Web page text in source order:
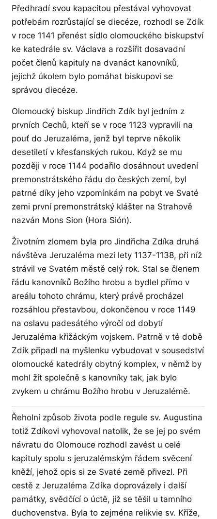
Předhradí svou kapacitou přestával vyhovovat
potřebám rozrůstající se diecéze, rozhodl se Zdík
v roce 1141 přenést sídlo olomouckého biskupství
ke katedrále sv. Václava a rozšířit dosavadní
počet členů kapituly na dvanáct kanovníků,
jejichž úkolem bylo pomáhat biskupovi se
správou diecéze.
Olomoucký biskup Jindřich Zdík byl jedním z
prvních Cechů, kteří se v roce 1123 vypravili na
pouť do Jeruzaléma, jenž byl teprve několik
desetiletí v křesťanských rukou. Když se mu
později v roce 1144 podařilo dosáhnout uvedení
premonstrátského řádu do českých zemí, byl
patrné díky jeho vzpomínkám na pobyt ve Svaté
zemi první premonstrátský klášter na Strahově
nazván Mons Sion (Hora Sión).
Životním zlomem byla pro Jindřicha Zdíka druhá
návštěva Jeruzaléma mezi lety 1137-1138, při níž
strávil ve Svatém městě celý rok. Stal se členem
řádu kanovníků Božího hrobu a bydlel přímo v
areálu tohoto chrámu, který právě procházel
rozsáhlou přestavbou, dokončenou v roce 1149
na oslavu padesátého výročí od dobytí
Jeruzaléma křižáckým vojskem. Patrně v té době
Zdík připadl na myšlenku vybudovat v sousedství
olomoucké katedrály obytný komplex, v němž by
mohl žít společně s kanovníky tak, jak bylo
zvykem u chrámu Božího hrobu v Jeruzalémě.
Řeholní způsob života podle regule sv. Augustina
totiž Zdíkovi vyhovoval natolik, že se jej po svém
návratu do Olomouce rozhodl zavést u celé
kapituly spolu s jeruzalémským řádem svěcení
kněží, jehož opis si ze Svaté země přivezl. Při
cestě z Jeruzaléma Zdíka doprovázely i další
památky, svědčící o úctě, jíž se těšil u tamního
duchovenstva. Byla to zejména relikvie sv. Kříže,